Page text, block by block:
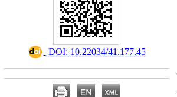
‎ DOI: 10.22034/41.177.45